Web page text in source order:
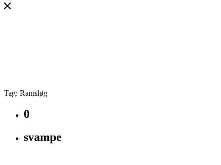
Tag: Ramsløg
0
svampe